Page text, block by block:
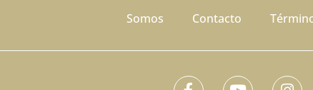
Somos
Contacto